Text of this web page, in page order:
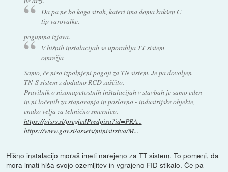
Da pa ne bo koga strah, kateri ima doma kakšen C
tip varovalke.
pogumna izjava.
V hišnih instalacijah se uporablja TT sistem
omrežja
Samo, če niso izpolnjeni pogoji za TN sistem. Je pa dovoljen
TN-S sistem z dodatno RCD zaščito.
Pravilnik o nizonapetostnih inštalacijah v stavbah je samo eden
in ni ločenih za stanovanja in poslovno - industrijske objekte,
enako velja za tehnično smernico.
https://pisrs.si/pregledPredpisa?id=PRA...
https://www.gov.si/assets/ministrstva/M...
Hišno instalacijo moraš imeti narejeno za TT sistem. To pomeni, da
mora imati hiša svojo ozemljitev in vgrajeno FID stikalo. Če pa